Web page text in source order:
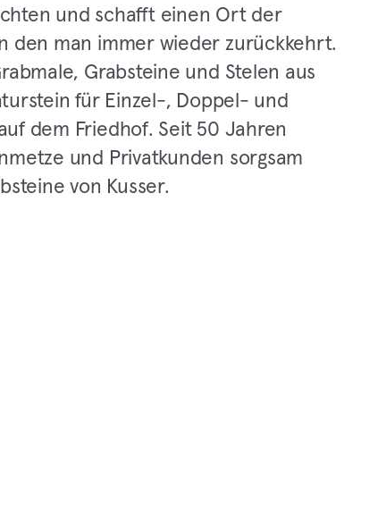
und schafft einen Ort der
den man immer wieder zurückkehrt.
Grabsteine und Stelen aus
für Einzel-, Doppel- und
dem Friedhof. Seit 50 Jahren
und Privatkunden sorgsam
von Kusser.